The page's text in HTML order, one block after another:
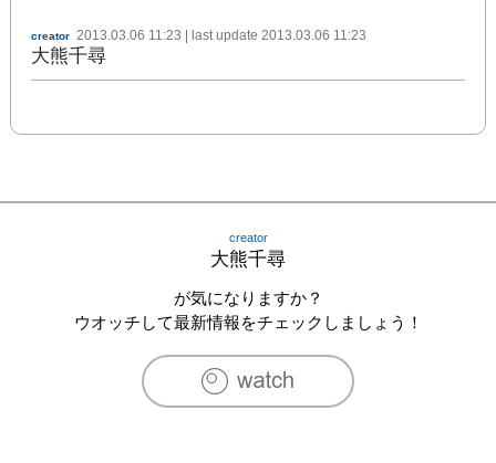
creator 2013.03.06 11:23 | last update 2013.03.06 11:23
大熊千尋
creator
大熊千尋
が気になりますか？
ウオッチして最新情報をチェックしましょう！